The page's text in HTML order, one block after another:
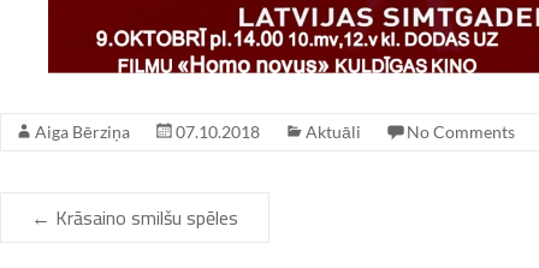
Aiga Bērziņa 07.10.2018 Aktuāli No Comments
← Krāsaino smilšu spēles